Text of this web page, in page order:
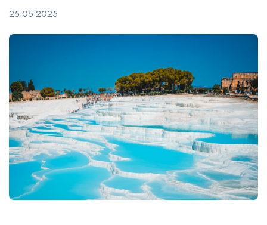
25.05.2025